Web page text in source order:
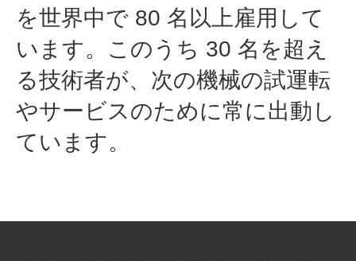
を世界中で 80 名以上雇用して
います。このうち 30 名を超え
る技術者が、次の機械の試運転
やサービスのために常に出動し
ています。